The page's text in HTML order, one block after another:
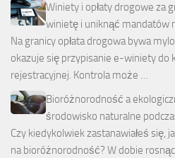
Winiety i opłaty drogowe za
winietę i uniknąć mandatów
Na granicy opłata drogowa bywa
okazuje się przypisanie e-winiety do
rejestracyjnej. Kontrola może …
Bioróżnorodność a
środowisko naturalne
Czy kiedykolwiek zastanawiałeś się,
na bioróżnorodność? W dobie